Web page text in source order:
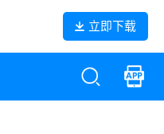
立即下载